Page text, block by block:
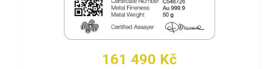
161 490 Kč